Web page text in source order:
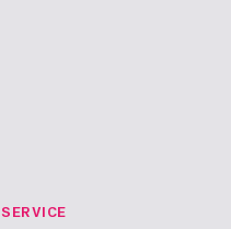
SERVICE